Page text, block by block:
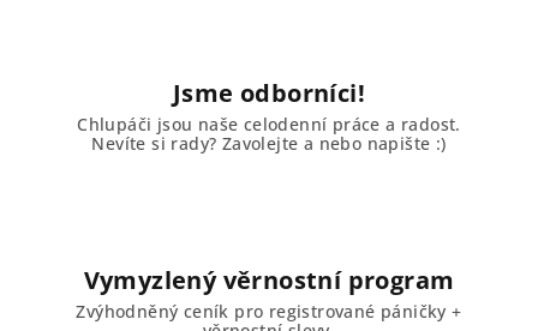
Jsme odborníci!
Chlupáči jsou naše celodenní práce a radost.
Nevíte si rady? Zavolejte a nebo napište :)
Vymyzlený věrnostní program
Zvýhodněný ceník pro registrované páničky +